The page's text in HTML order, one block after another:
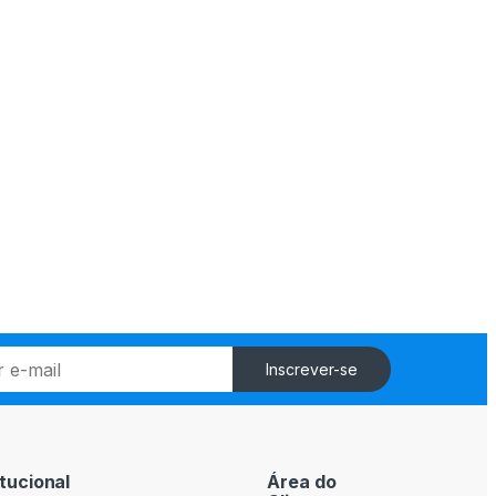
Inscrever-se
Área do